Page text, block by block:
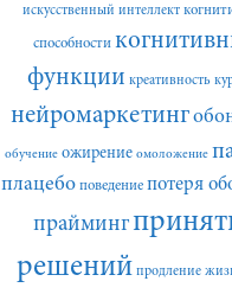
искусственный интеллект
способности
функции креативность
нейромаркетинг
обучение ожирение омоложение
плацебо поведение потеря
прайминг
решений продление